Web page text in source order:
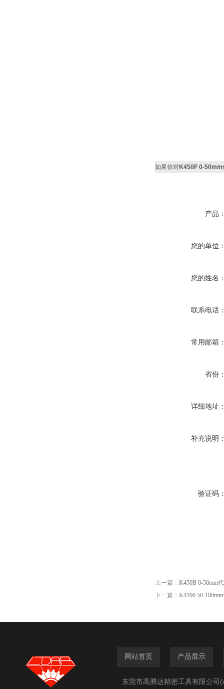
如果你对K450F 0-50mm
产品
您的单位
您的姓名
联系电话
常用邮箱
省份
详细地址
补充说明
验证码
上一篇： K450B 0-50mm
下一篇： K4100 50-
网站首页 产品展示
东莞市高腾达精密工具有限公司